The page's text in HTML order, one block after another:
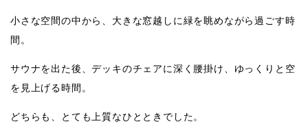
小さな空間の中から、大きな窓越しに緑を眺めながら過ごす時
間。
サウナを出た後、デッキのチェアに深く腰掛け、ゆっくりと空
を見上げる時間。
どちらも、とても上質なひとときでした。